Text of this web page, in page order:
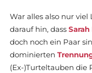
War alles also nur
darauf hin, dass
doch noch ein Paar
dominierten
(Ex-)Turteltauben die